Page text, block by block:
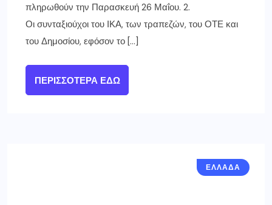
πληρωθούν την Παρασκευή 26 Μαΐου. 2.
Οι συνταξιούχοι του ΙΚΑ, των τραπεζών, του ΟΤΕ και
του Δημοσίου, εφόσον το […]
ΠΕΡΙΣΣΌΤΕΡΑ ΕΔΏ
ΕΛΛΑΔΑ